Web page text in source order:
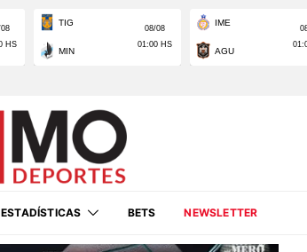
ESTADÍSTICAS BETS NEWSLETTER